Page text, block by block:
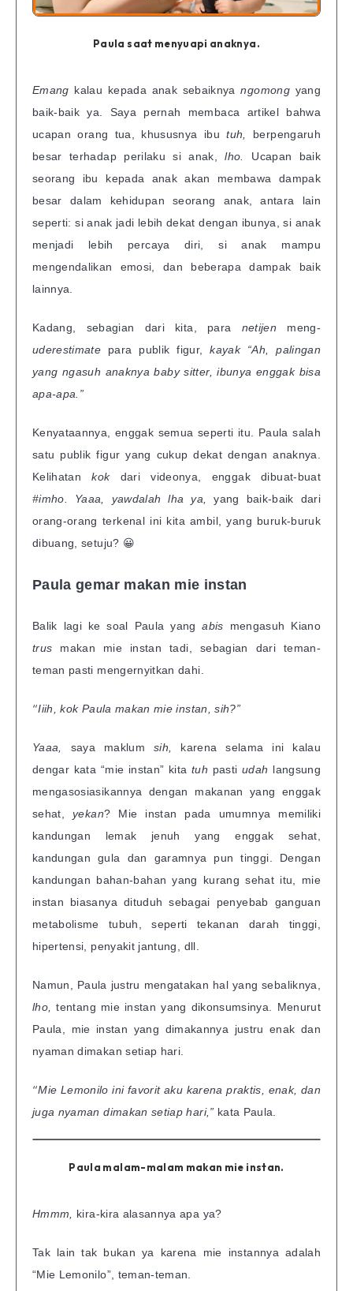
Paula saat menyuapi anaknya.
Emang kalau kepada anak sebaiknyangomong yang
baik-baik ya. Saya pernah membaca artikel bahwa
ucapan orang tua, khususnya ibutuh,
berpengaruh
besar terhadap perilaku si anak,lho.
Ucapan baik
seorang ibu kepada anak akan membawa dampak
besar dalam kehidupan seorang anak, antara lain
seperti: si anak jadi lebih dekat dengan ibunya, si anak
menjadi lebih percaya diri, si anak mampu
mengendalikan emosi, dan beberapa dampak baik
lainnya.
Kadang, sebagian dari kita, para netijen meng-
uderestimate para publik figur,kayak “Ah, palingan
yang ngasuh anaknya baby sitter, ibunya enggak bisa
apa-apa.”
Kenyataannya, enggak semua seperti itu. Paula salah
satu publik figur yang cukup dekat dengan anaknya.
Kelihatankok dari videonya, enggak dibuat-buat
#imho. Yaaa, yawdalah lha ya,yang baik-baik dari
orang-orang terkenal ini kita ambil, yang buruk-buruk
dibuang, setuju? 😀
Paula gemar makan mie instan
Balik lagi ke soal Paula yangabis mengasuh Kiano
trus makan mie instan tadi, sebagian dari teman-
teman pasti mengernyitkan dahi.
“Iiih, kok Paula makan mie instan, sih?”
Yaaa, saya maklum sih, karena selama ini kalau
dengar kata “mie instan” kitatuh pastiudah langsung
mengasosiasikannya dengan makanan yang enggak
sehat,yekan? Mie instan pada umumnya memiliki
kandungan lemak jenuh yang enggak sehat,
kandungan gula dan garamnya pun tinggi. Dengan
kandungan bahan-bahan yang kurang sehat itu, mie
instan biasanya dituduh sebagai penyebab ganguan
metabolisme tubuh, seperti tekanan darah tinggi,
hipertensi, penyakit jantung, dll.
Namun, Paula justru mengatakan hal yang sebaliknya,
lho,
tentang mie instan yang dikonsumsinya. Menurut
Paula, mie instan yang dimakannya justru enak dan
nyaman dimakan setiap hari.
“Mie Lemonilo ini favorit aku karena praktis, enak, dan
juga nyaman dimakan setiap hari,” kata Paula.
Paula malam-malam makan mie instan.
Hmmm, kira-kira alasannya apa ya?
Tak lain tak bukan ya karena mie instannya adalah
“Mie Lemonilo”, teman-teman.